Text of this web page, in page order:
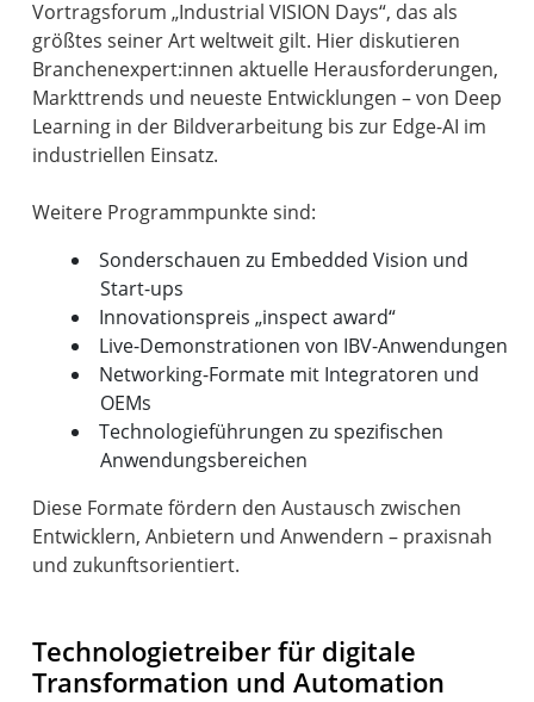
Vortragsforum „Industrial VISION Days“, das als
größtes seiner Art weltweit gilt. Hier diskutieren
Branchenexpert:innen aktuelle Herausforderungen,
Markttrends und neueste Entwicklungen – von Deep
Learning in der Bildverarbeitung bis zur Edge-AI im
industriellen Einsatz.
Sonderschauen zu Embedded Vision und
Start-ups
Innovationspreis „inspect award“
Live-Demonstrationen von IBV-Anwendungen
Networking-Formate mit Integratoren und
OEMs
Technologieführungen zu spezifischen
Anwendungsbereichen
Diese Formate fördern den Austausch zwischen
Entwicklern, Anbietern und Anwendern – praxisnah
und zukunftsorientiert.
Technologietreiber für digitale
Transformation und Automation